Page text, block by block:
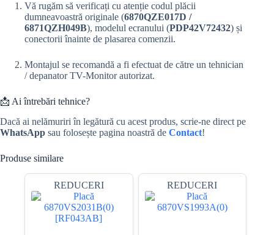
Vă rugăm să verificați cu atenție codul plăcii
dumneavoastră originale (6870QZE017D /
6871QZH049B), modelul ecranului (PDP42V72432) și
conectorii înainte de plasarea comenzii.
Montajul se recomandă a fi efectuat de către un tehnician
/ depanator TV-Monitor autorizat.
📩 Ai întrebări tehnice?
Dacă ai nelămuriri în legătură cu acest produs, scrie-ne direct pe
WhatsApp sau folosește pagina noastră de Contact!
Produse similare
REDUCERI REDUCERI